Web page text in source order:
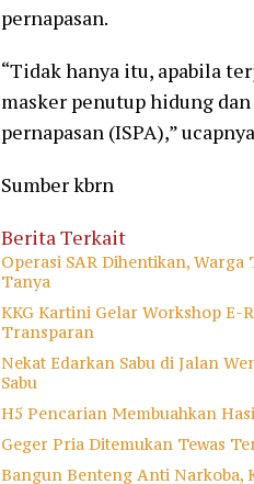
pernapasan.
“Tidak hanya itu, apabila
masker penutup hidung
pernapasan (ISPA),” ucapnya
Sumber kbrn
Berita Terkait
Operasi SAR Dihentikan,
Tanya
KKG Kartini Gelar Workshop E-
Transparan
Nekat Edarkan Sabu di Jalan
Sabu
H5 Pencarian Membuahkan
Geger Pria Ditemukan Tewas
Bangun Benteng Anti Narkoba,